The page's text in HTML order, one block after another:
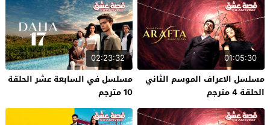
01:05:30
مسلسل الاعراف الموسم الثاني
الحلقة 4 مترجم
02:23:32
مسلسل في السابعة عشر الحلقة
10 مترجم